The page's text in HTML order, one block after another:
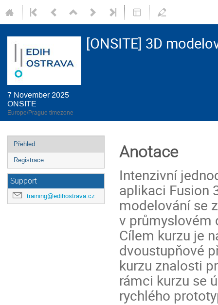
[ONSITE] 3D
7 November 2025
ONSITE
Europe/Prague timezone
Event
menu
Přehled
Registrace
Support
training@edihostrava.cz
Anotace
Intenzivní
aplikaci Fusion
modelování se
v průmyslovém
Cílem kurzu je
dvoustupňové
kurzu znalosti
rámci kurzu se
rychlého